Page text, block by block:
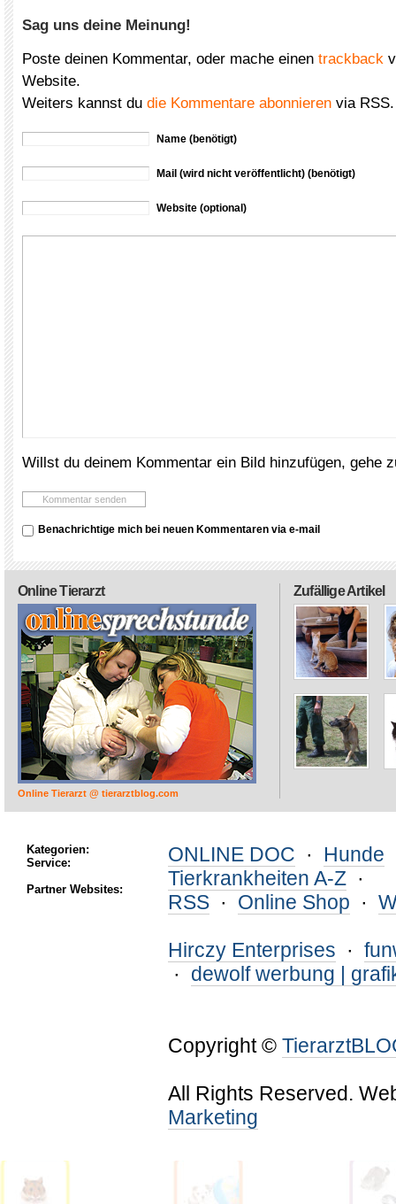
Sag uns deine Meinung!
Poste deinen Kommentar, oder mache einen trackback
Website.
Weiters kannst du die Kommentare abonnieren via RSS.
Name (benötigt)
Mail (wird nicht veröffentlicht) (benötigt)
Website (optional)
Willst du deinem Kommentar ein Bild hinzufügen, gehe
Benachrichtige mich bei neuen Kommentaren via e-mail
Zufällige Artikel
Online Tierarzt
Online Tierarzt @ tierarztblog.com
Kategorien:
Service:
Partner Websites:
ONLINE DOC · Hunde
Tierkrankheiten A-Z ·
RSS · Online Shop ·
Hirczy Enterprises ·
· dewolf werbung |
Copyright ©
All Rights Reserved.
Marketing